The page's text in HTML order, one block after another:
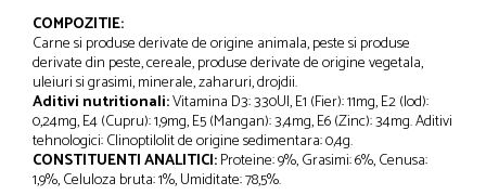
COMPOZITIE:
Carne si produse derivate de origine animala, peste si produse
derivate din peste, cereale, produse derivate de origine vegetala,
uleiuri si grasimi, minerale, zaharuri, drojdii.
Aditivi nutritionali:Vitamina D3: 330UI, E1 (Fier): 11mg, E2 (Iod):
0,24mg, E4 (Cupru): 1,9mg, E5 (Mangan): 3,4mg, E6 (Zinc): 34mg. Aditivi
tehnologici: Clinoptilolit de origine sedimentara: 0,4g.
CONSTITUENTI ANALITICI:Proteine: 9%, Grasimi: 6%, Cenusa:
1,9%, Celuloza bruta: 1%, Umiditate: 78,5%.